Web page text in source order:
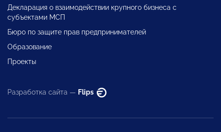
Декларация о взаимодействии крупного бизнеса с
субъектами МСП
Бюро по защите прав предпринимателей
Образование
Проекты
Разработка сайта — Flips